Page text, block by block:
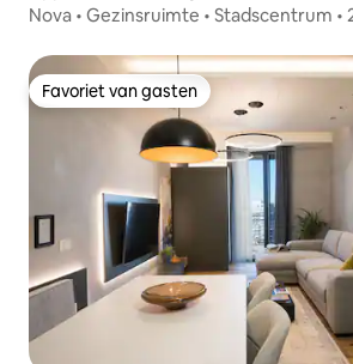
Nova • Gezinsruimte • Stadscentrum •
Favoriet van gasten
Favoriet van gasten